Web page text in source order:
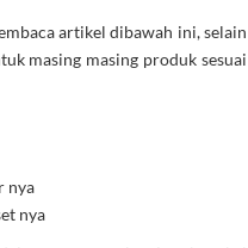
artikel dibawah ini, selain
masing masing produk sesuai
nya
nya